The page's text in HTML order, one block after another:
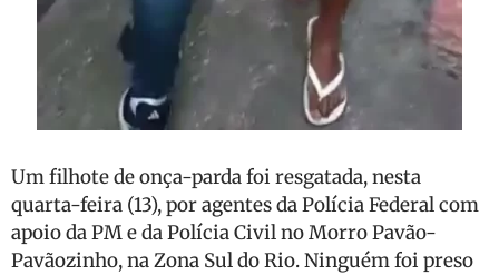
Um filhote de onça-parda foi resgatada, nesta
quarta-feira (13), por agentes da Polícia Federal com
apoio da PM e da Polícia Civil no Morro Pavão-
Pavãozinho, na Zona Sul do Rio. Ninguém foi preso